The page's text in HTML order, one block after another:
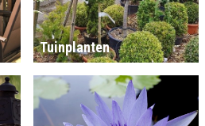
Tuinplanten